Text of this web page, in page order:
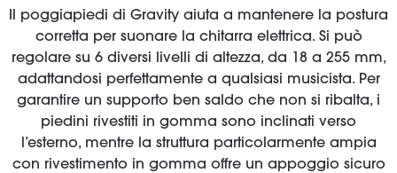
Il poggiapiedi di Gravity aiuta a mantenere la postura
corretta per suonare la chitarra elettrica. Si può
regolare su 6 diversi livelli di altezza, da 18 a 255 mm,
adattandosi perfettamente a qualsiasi musicista. Per
garantire un supporto ben saldo che non si ribalta, i
piedini rivestiti in gomma sono inclinati verso
l’esterno, mentre la struttura particolarmente ampia
con rivestimento in gomma offre un appoggio sicuro